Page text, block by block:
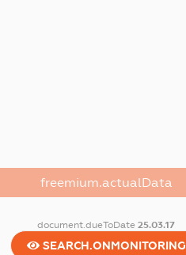
freemium.actualData
document.dueToDate25.03.17
SEARCH.ONMONITORING